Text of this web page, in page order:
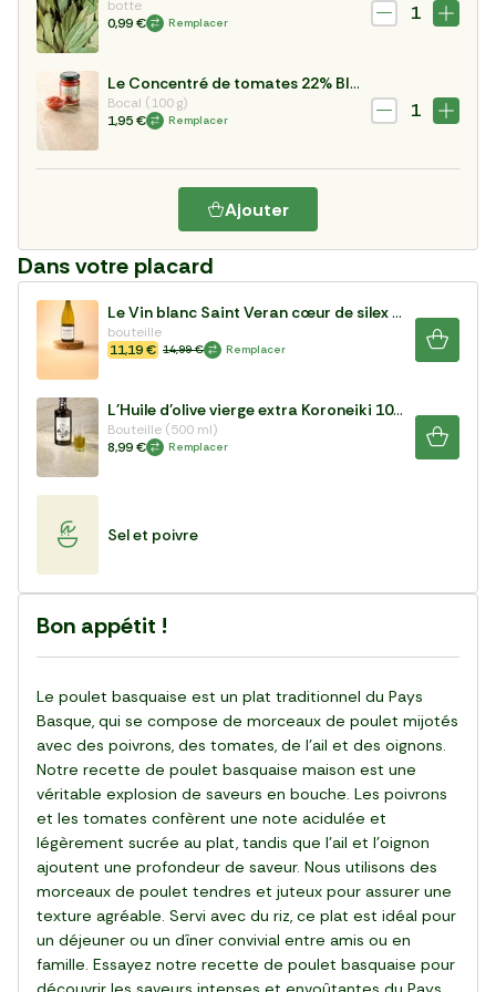
botte
0,99 €
Remplacer 1
Le Concentré de tomates 22% BIO
Bocal (100 g)
1,95 €
Remplacer 1
Ajouter
Dans votre placard
Le Vin blanc Saint Veran cœur de silex AOP 2023
bouteille
11,19 € 14,99 € Remplacer
L'Huile d'olive vierge extra Koroneiki 100%
Bouteille (500 ml)
8,99 €
Remplacer
Sel et poivre
Bon appétit !
Le poulet basquaise est un plat traditionnel du Pays
Basque, qui se compose de morceaux de poulet mijotés
avec des poivrons, des tomates, de l'ail et des oignons.
Notre recette de poulet basquaise maison est une
véritable explosion de saveurs en bouche. Les poivrons
et les tomates confèrent une note acidulée et
légèrement sucrée au plat, tandis que l'ail et l'oignon
ajoutent une profondeur de saveur. Nous utilisons des
morceaux de poulet tendres et juteux pour assurer une
texture agréable. Servi avec du riz, ce plat est idéal pour
un déjeuner ou un dîner convivial entre amis ou en
famille. Essayez notre recette de poulet basquaise pour